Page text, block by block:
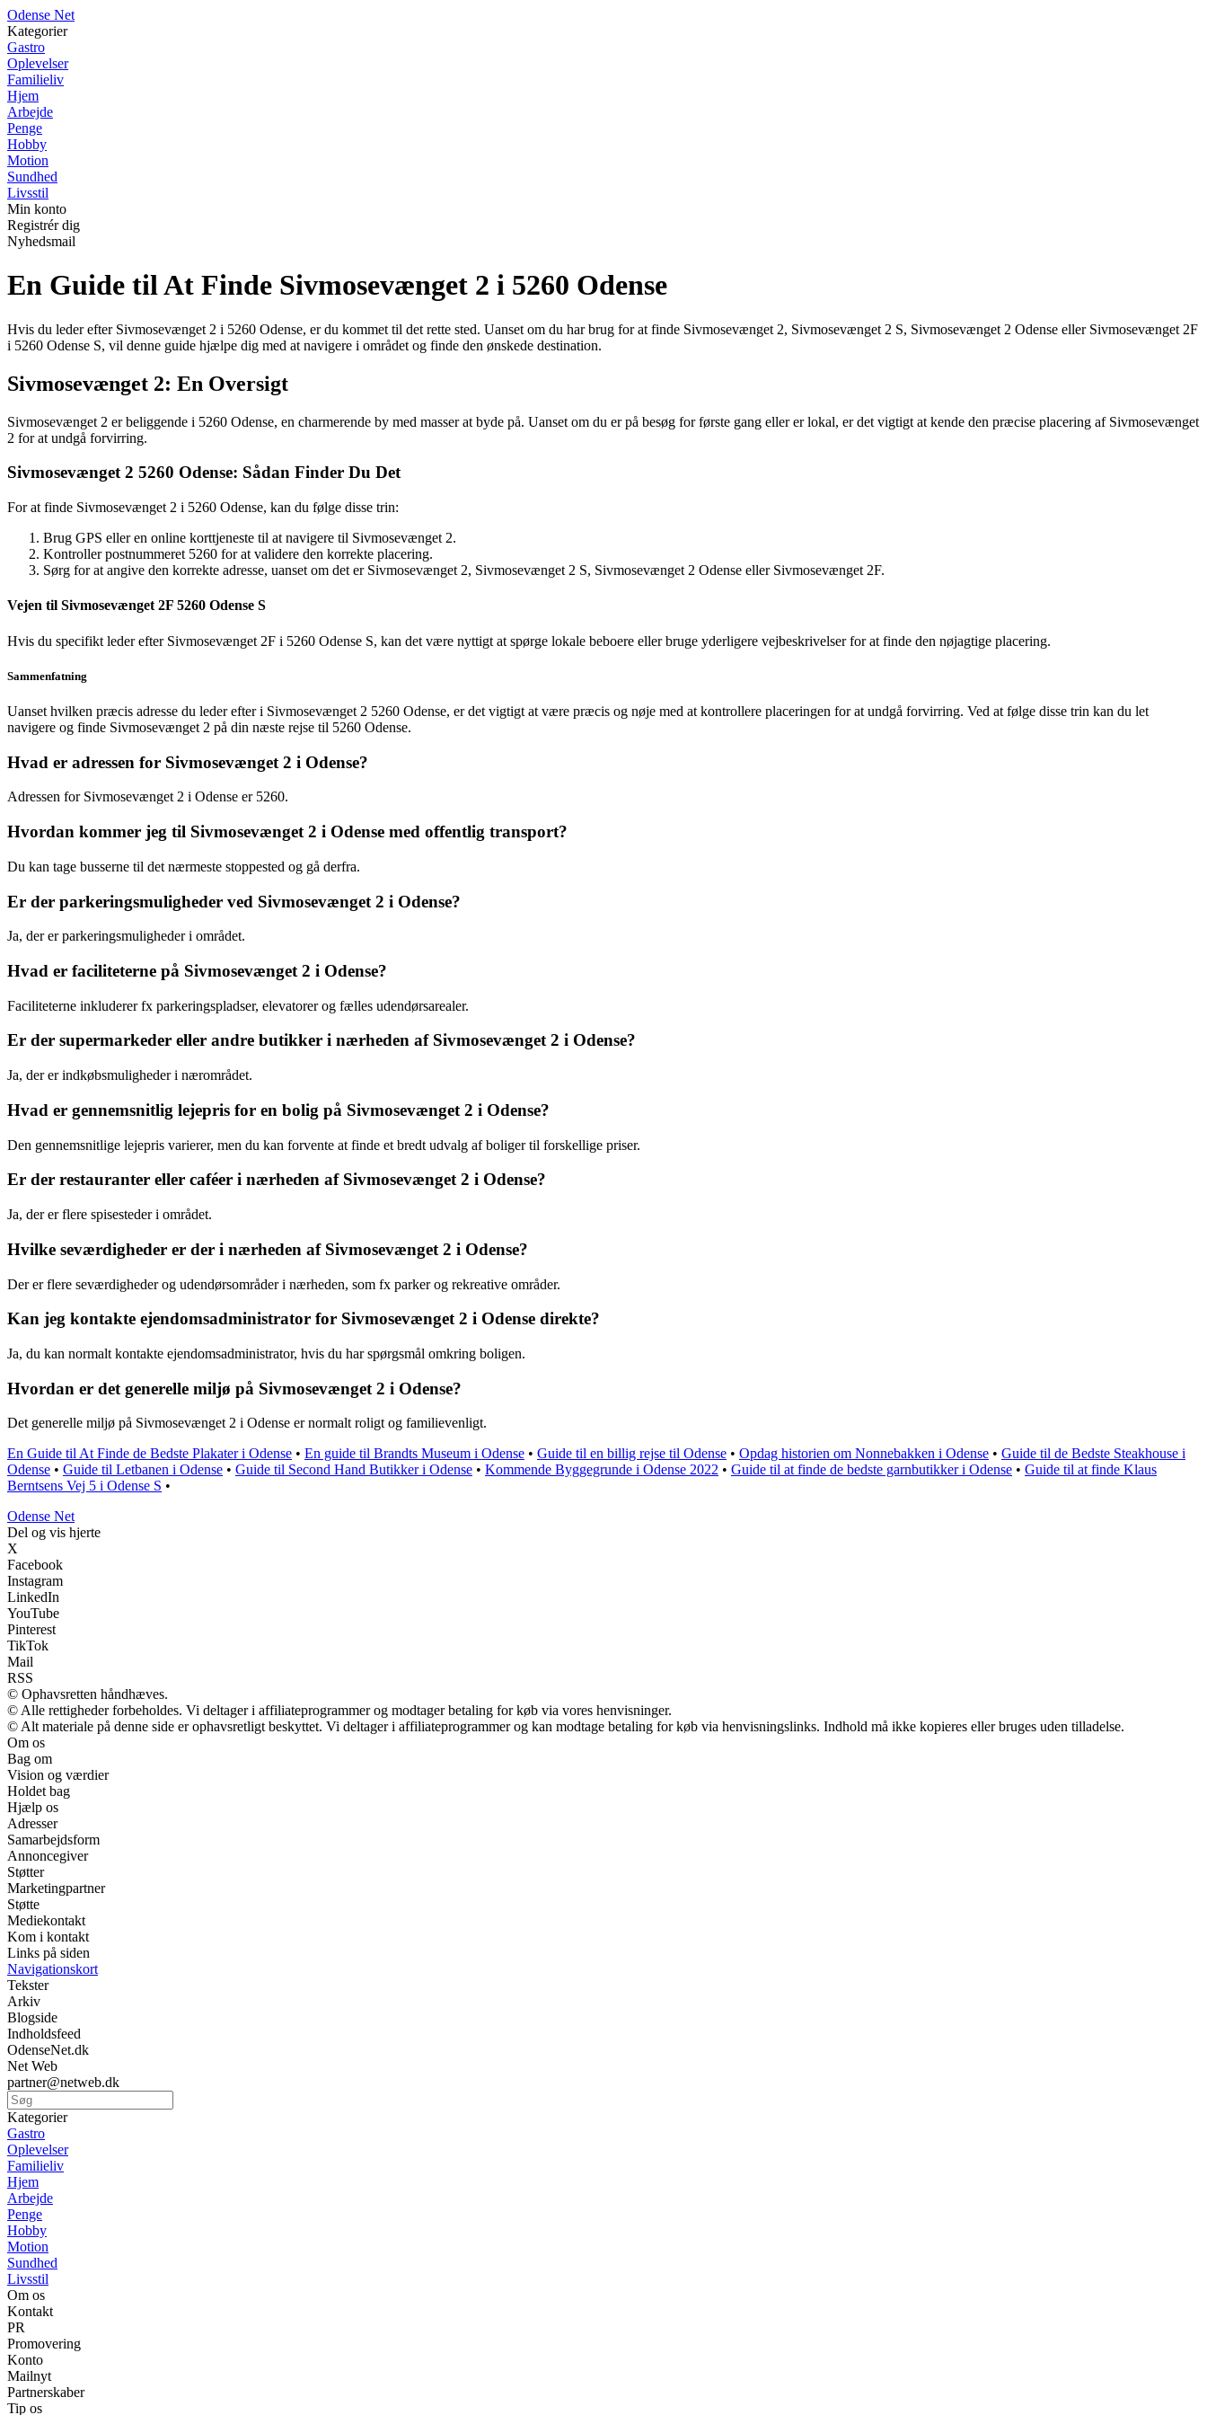
Odense Net
Kategorier
Gastro
Oplevelser
Familieliv
Hjem
Arbejde
Penge
Hobby
Motion
Sundhed
Livsstil
Min konto
Registrér dig
Nyhedsmail
En Guide til At Finde Sivmosevænget 2 i 5260 Odense
Hvis du leder efter Sivmosevænget 2 i 5260 Odense, er du kommet til det rette sted. Uanset om du har brug for at finde Sivmosevænget 2, Sivmosevænget 2 S, Sivmosevænget 2 Odense eller Sivmosevænget 2F
i 5260 Odense S, vil denne guide hjælpe dig med at navigere i området og finde den ønskede destination.
Sivmosevænget 2: En Oversigt
Sivmosevænget 2 er beliggende i 5260 Odense, en charmerende by med masser at byde på. Uanset om du er på besøg for første gang eller er lokal, er det vigtigt at kende den præcise placering af Sivmosevænget
2 for at undgå forvirring.
Sivmosevænget 2 5260 Odense: Sådan Finder Du Det
For at finde Sivmosevænget 2 i 5260 Odense, kan du følge disse trin:
Brug GPS eller en online korttjeneste til at navigere til Sivmosevænget 2.
Kontroller postnummeret 5260 for at validere den korrekte placering.
Sørg for at angive den korrekte adresse, uanset om det er Sivmosevænget 2, Sivmosevænget 2 S, Sivmosevænget 2 Odense eller Sivmosevænget 2F.
Vejen til Sivmosevænget 2F 5260 Odense S
Hvis du specifikt leder efter Sivmosevænget 2F i 5260 Odense S, kan det være nyttigt at spørge lokale beboere eller bruge yderligere vejbeskrivelser for at finde den nøjagtige placering.
Sammenfatning
Uanset hvilken præcis adresse du leder efter i Sivmosevænget 2 5260 Odense, er det vigtigt at være præcis og nøje med at kontrollere placeringen for at undgå forvirring. Ved at følge disse trin kan du let
navigere og finde Sivmosevænget 2 på din næste rejse til 5260 Odense.
Hvad er adressen for Sivmosevænget 2 i Odense?
Adressen for Sivmosevænget 2 i Odense er 5260.
Hvordan kommer jeg til Sivmosevænget 2 i Odense med offentlig transport?
Du kan tage busserne til det nærmeste stoppested og gå derfra.
Er der parkeringsmuligheder ved Sivmosevænget 2 i Odense?
Ja, der er parkeringsmuligheder i området.
Hvad er faciliteterne på Sivmosevænget 2 i Odense?
Faciliteterne inkluderer fx parkeringspladser, elevatorer og fælles udendørsarealer.
Er der supermarkeder eller andre butikker i nærheden af Sivmosevænget 2 i Odense?
Ja, der er indkøbsmuligheder i nærområdet.
Hvad er gennemsnitlig lejepris for en bolig på Sivmosevænget 2 i Odense?
Den gennemsnitlige lejepris varierer, men du kan forvente at finde et bredt udvalg af boliger til forskellige priser.
Er der restauranter eller caféer i nærheden af Sivmosevænget 2 i Odense?
Ja, der er flere spisesteder i området.
Hvilke seværdigheder er der i nærheden af Sivmosevænget 2 i Odense?
Der er flere seværdigheder og udendørsområder i nærheden, som fx parker og rekreative områder.
Kan jeg kontakte ejendomsadministrator for Sivmosevænget 2 i Odense direkte?
Ja, du kan normalt kontakte ejendomsadministrator, hvis du har spørgsmål omkring boligen.
Hvordan er det generelle miljø på Sivmosevænget 2 i Odense?
Det generelle miljø på Sivmosevænget 2 i Odense er normalt roligt og familievenligt.
En Guide til At Finde de Bedste Plakater i Odense • En guide til Brandts Museum i Odense • Guide til en billig rejse til Odense • Opdag historien om Nonnebakken i Odense • Guide til de Bedste Steakhouse i
Odense • Guide til Letbanen i Odense • Guide til Second Hand Butikker i Odense • Kommende Byggegrunde i Odense 2022 • Guide til at finde de bedste garnbutikker i Odense • Guide til at finde Klaus
Berntsens Vej 5 i Odense S •
Odense Net
Del og vis hjerte
X
Facebook
Instagram
LinkedIn
YouTube
Pinterest
TikTok
Mail
RSS
© Ophavsretten håndhæves.
© Alle rettigheder forbeholdes. Vi deltager i affiliateprogrammer og modtager betaling for køb via vores henvisninger.
© Alt materiale på denne side er ophavsretligt beskyttet. Vi deltager i affiliateprogrammer og kan modtage betaling for køb via henvisningslinks. Indhold må ikke kopieres eller bruges uden tilladelse.
Om os
Bag om
Vision og værdier
Holdet bag
Hjælp os
Adresser
Samarbejdsform
Annoncegiver
Støtter
Marketingpartner
Støtte
Mediekontakt
Kom i kontakt
Links på siden
Navigationskort
Tekster
Arkiv
Blogside
Indholdsfeed
OdenseNet.dk
Net Web
partner@netweb.dk
Kategorier
Gastro
Oplevelser
Familieliv
Hjem
Arbejde
Penge
Hobby
Motion
Sundhed
Livsstil
Om os
Kontakt
PR
Promovering
Konto
Mailnyt
Partnerskaber
Tip os